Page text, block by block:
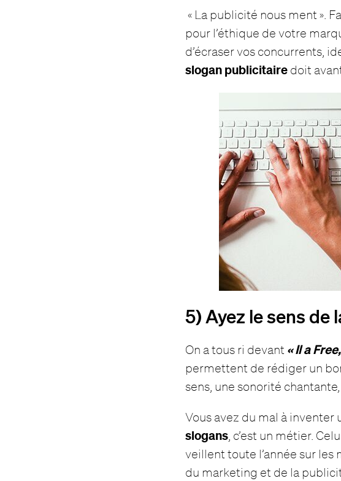
« La publicité nous ment ».
pour l’éthique de votre
d’écraser vos concurrents,
slogan publicitaire doit
5) Ayez le sens de
On a tous ri devant « Il a
permettent de rédiger un
sens, une sonorité
Vous avez du mal à inventer
slogans , c’est un métier.
veillent toute l’année sur les
du marketing et de la